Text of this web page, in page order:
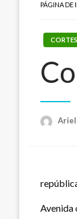
PÁGINA DE
Ariel
Avenida